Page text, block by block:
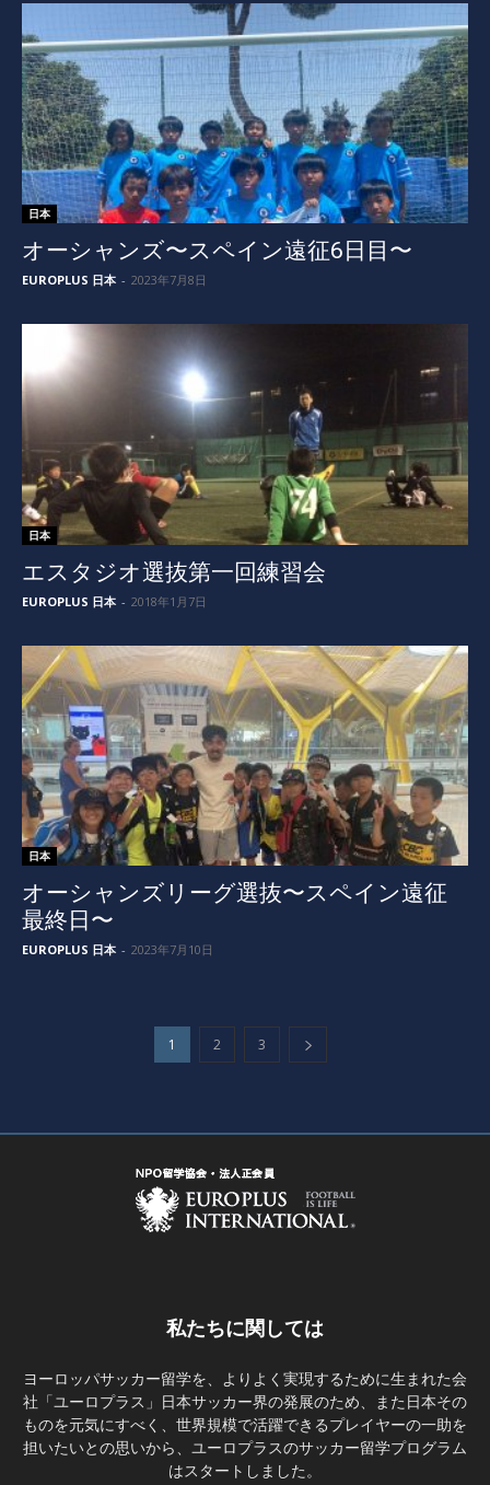
日本
オーシャンズ〜スペイン遠征6日目〜
EUROPLUS 日本 - 2023年7月8日
日本
エスタジオ選抜第一回練習会
EUROPLUS 日本 - 2018年1月7日
日本
オーシャンズリーグ選抜〜スペイン遠征
最終日〜
EUROPLUS 日本 - 2023年7月10日
1 2 3
私たちに関しては
ヨーロッパサッカー留学を、よりよく実現するために生まれた会
社「ユーロプラス」日本サッカー界の発展のため、また日本その
ものを元気にすべく、世界規模で活躍できるプレイヤーの一助を
担いたいとの思いから、ユーロプラスのサッカー留学プログラム
はスタートしました。